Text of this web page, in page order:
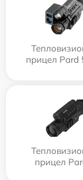
прицел Pard
прицел